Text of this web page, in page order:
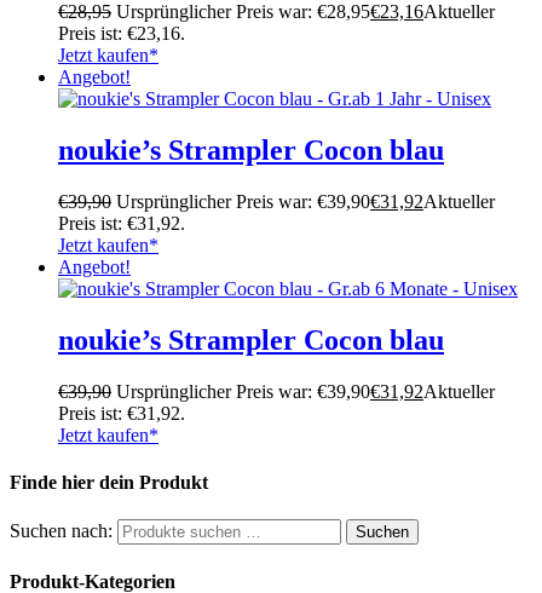
€28,95 Ursprünglicher Preis war: €28,95€23,16Aktueller
Preis ist: €23,16.
Jetzt kaufen*
Angebot!
noukie’s Strampler Cocon blau
€39,90 Ursprünglicher Preis war: €39,90€31,92Aktueller
Preis ist: €31,92.
Jetzt kaufen*
Angebot!
noukie’s Strampler Cocon blau
€39,90 Ursprünglicher Preis war: €39,90€31,92Aktueller
Preis ist: €31,92.
Jetzt kaufen*
Finde hier dein Produkt
Suchen nach: Suchen
Produkt-Kategorien